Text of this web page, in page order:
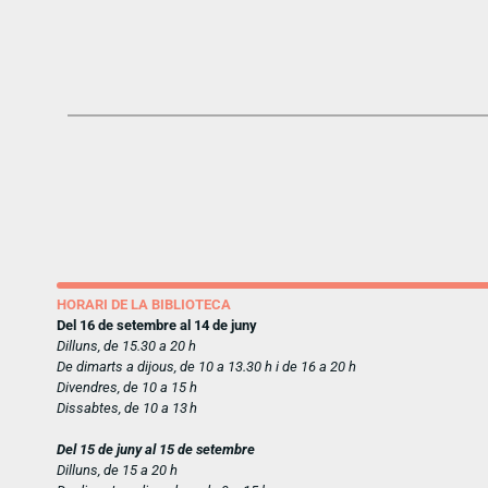
HORARI DE LA BIBLIOTECA
Del 16 de setembre al 14 de juny
Dilluns, de 15.30 a 20 h
De dimarts a dijous, de 10 a 13.30 h i de 16 a 20 h
Divendres, de 10 a 15 h
Dissabtes, de 10 a 13 h
Del 15 de juny al 15 de setembre
Dilluns, de 15 a 20 h